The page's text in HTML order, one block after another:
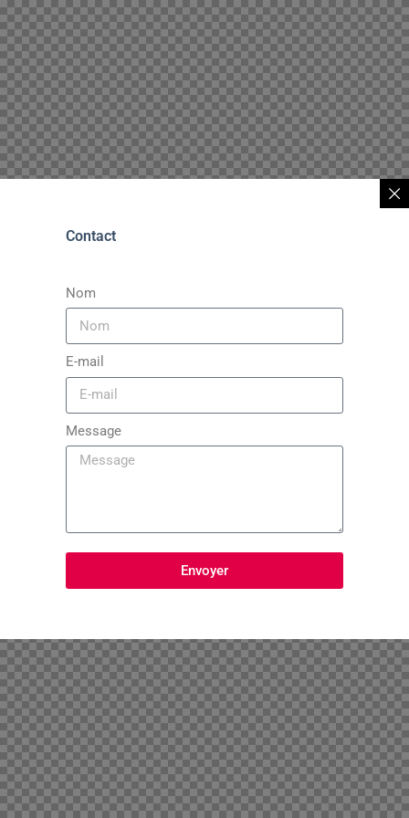
Contact
Nom
E-mail
Message
Envoyer